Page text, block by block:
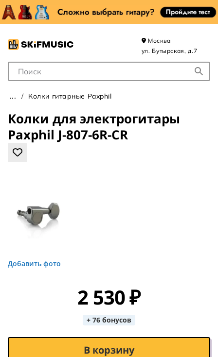
Поле для Поиска
Москва
ул. Бутырская, д.7
Колки гитарные Paxphil
Колки для электрогитары
Paxphil J-807-6R-CR
Добавить фото
2 530 ₽
+ 76 бонусов
В корзину